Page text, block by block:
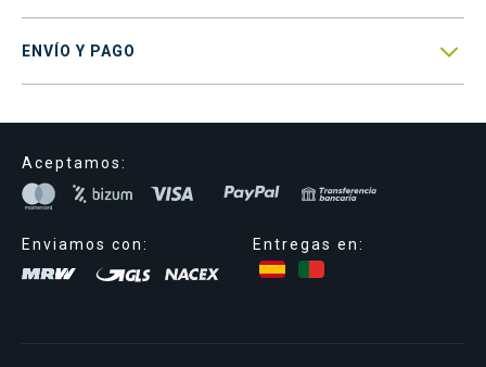
ENVÍO Y PAGO 
Aceptamos:
Enviamos con: Entregas en: